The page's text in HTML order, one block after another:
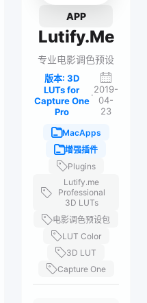
APP
Lutify.Me
专业电影调色预设
版本: 3D
LUTs for
Capture One
Pro
·2019-
04-
23
MacApps
增强插件
Plugins
Lutify.me
Professional
3D LUTs
电影调色预设包
LUT Color
3D LUT
Capture One